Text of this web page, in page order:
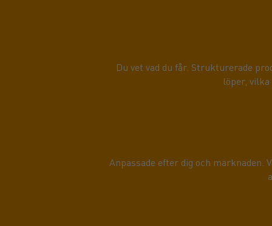
Du vet vad du får. Strukturerade
löper,
Anpassade efter dig och